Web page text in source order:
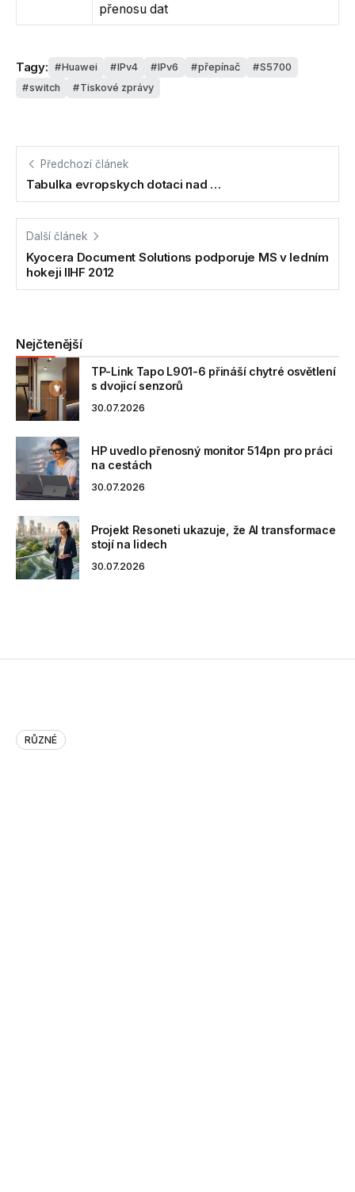
přenosu dat
Tagy: Huawei IPv4 IPv6 přepínač
S5700
switch
Tiskové zprávy
Předchozí článek
Tabulka evropskych dotaci nad …
Další článek
Kyocera Document Solutions podporuje MS v ledním
hokeji IIHF 2012
Nejčtenější
TP-Link Tapo L901-6 přináší chytré osvětlení
s dvojicí senzorů
30.07.2026
HP uvedlo přenosný monitor 514pn pro práci
na cestách
30.07.2026
Projekt Resoneti ukazuje, že AI transformace
stojí na lidech
30.07.2026
RŮZNÉ